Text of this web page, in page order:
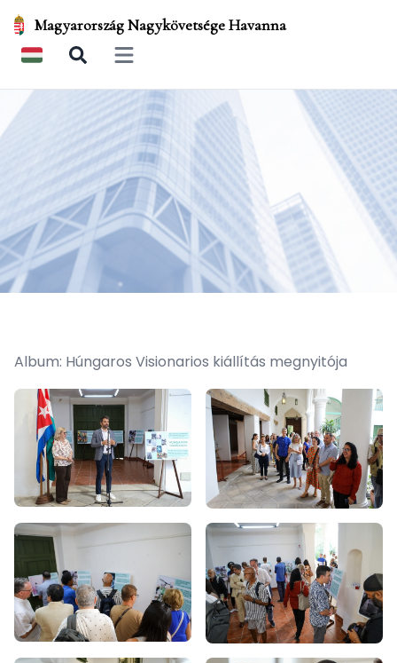
Magyarország Nagykövetsége Havanna
Open main menu
Album: Húngaros Visionarios kiállítás megnyitója